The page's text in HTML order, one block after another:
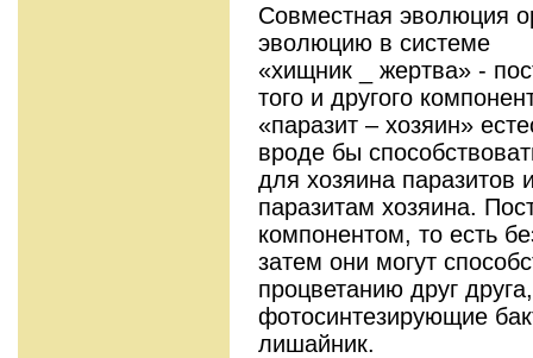
Совместная эволюция
эволюцию в системе
«хищник _ жертва» -
того и другого
«паразит – хозяин»
вроде бы
для хозяина паразитов
паразитам хозяина.
компонентом, то есть
затем они могут
процветанию друг
фотосинтезирующие
лишайник.